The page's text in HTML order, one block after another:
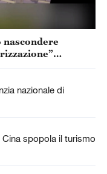
nazionale di
spopola il turismo